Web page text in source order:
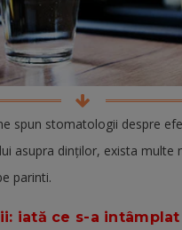
spun stomatologii despre
asupra dinților, exista multe
parinti.
iată ce s-a